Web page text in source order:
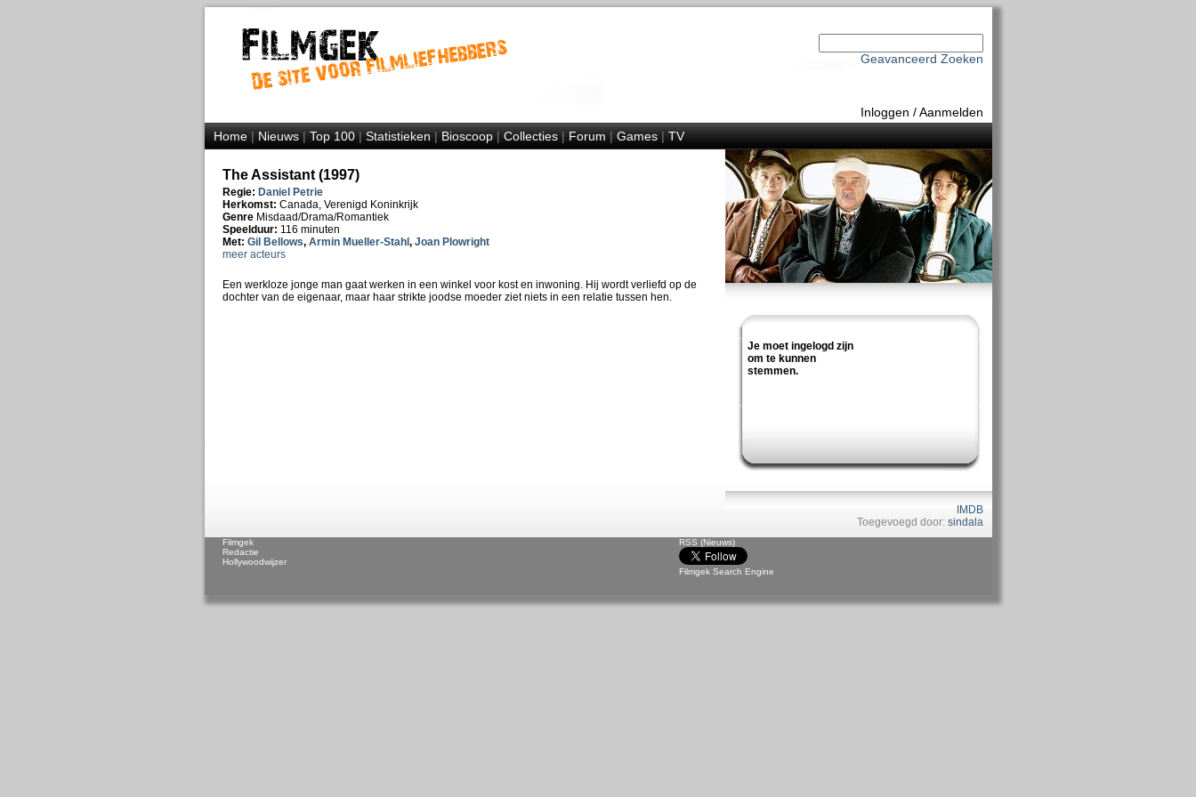
Geavanceerd Zoeken
Inloggen /Aanmelden
Home|Nieuws|Top 100|Statistieken|Bioscoop|Collecties|Forum|Games|TV
Je moet ingelogd zijn
om te kunnen
stemmen.
IMDB
Toegevoegd door: sindala
The Assistant (1997)
Regie: Daniel Petrie
Herkomst: Canada, Verenigd Koninkrijk
Genre Misdaad/Drama/Romantiek
Speelduur: 116 minuten
Met: Gil Bellows, Armin Mueller-Stahl , Joan Plowright
meer acteurs
Een werkloze jonge man gaat werken in een winkel voor kost en inwoning. Hij wordt verliefd op de
dochter van de eigenaar, maar haar strikte joodse moeder ziet niets in een relatie tussen hen.
RSS (Nieuws)
Filmgek Search Engine
Filmgek
Redactie
Hollywoodwijzer